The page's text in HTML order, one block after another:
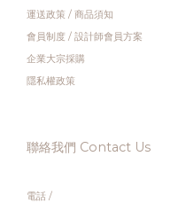
運送政策 / 商品須知
會員制度 / 設計師會員方案
企業大宗採購
隱私權政策
聯絡我們 Contact Us
電話 /